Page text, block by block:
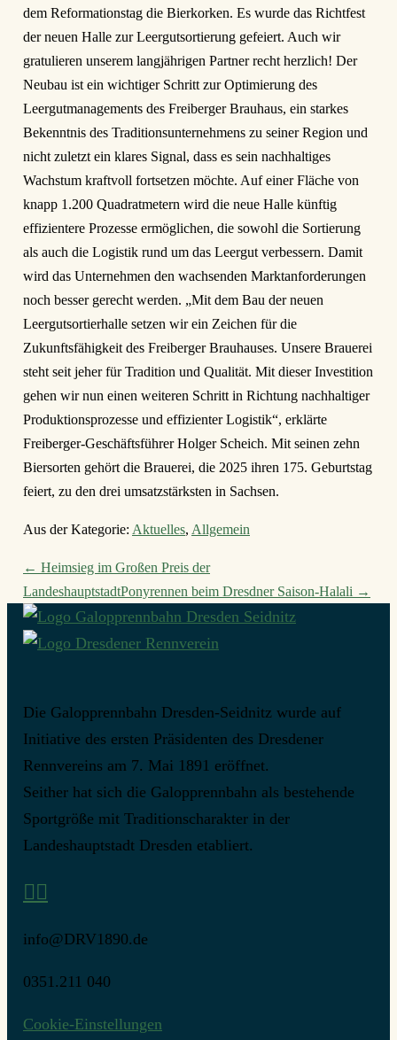
dem Reformationstag die Bierkorken. Es wurde das Richtfest
der neuen Halle zur Leergutsortierung gefeiert. Auch wir
gratulieren unserem langjährigen Partner recht herzlich! Der
Neubau ist ein wichtiger Schritt zur Optimierung des
Leergutmanagements des Freiberger Brauhaus, ein starkes
Bekenntnis des Traditionsunternehmens zu seiner Region und
nicht zuletzt ein klares Signal, dass es sein nachhaltiges
Wachstum kraftvoll fortsetzen möchte. Auf einer Fläche von
knapp 1.200 Quadratmetern wird die neue Halle künftig
effizientere Prozesse ermöglichen, die sowohl die Sortierung
als auch die Logistik rund um das Leergut verbessern. Damit
wird das Unternehmen den wachsenden Marktanforderungen
noch besser gerecht werden. „Mit dem Bau der neuen
Leergutsortierhalle setzen wir ein Zeichen für die
Zukunftsfähigkeit des Freiberger Brauhauses. Unsere Brauerei
steht seit jeher für Tradition und Qualität. Mit dieser Investition
gehen wir nun einen weiteren Schritt in Richtung nachhaltiger
Produktionsprozesse und effizienter Logistik“, erklärte
Freiberger-Geschäftsführer Holger Scheich. Mit seinen zehn
Biersorten gehört die Brauerei, die 2025 ihren 175. Geburtstag
feiert, zu den drei umsatzstärksten in Sachsen.
Aus der Kategorie: Aktuelles, Allgemein
Beitragsnavigation
← Heimsieg im Großen Preis der
LandeshauptstadtPonyrennen beim Dresdner Saison-Halali →
Die Galopprennbahn Dresden-Seidnitz wurde auf
Initiative des ersten Präsidenten des Dresdener
Rennvereins am 7. Mai 1891 eröffnet.
Seither hat sich die Galopprennbahn als bestehende
Sportgröße mit Traditionscharakter in der
Landeshauptstadt Dresden etabliert.
info@DRV1890.de
0351.211 040
Cookie-Einstellungen